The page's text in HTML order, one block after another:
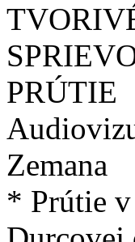
PRÚTIE
Zemana
* Prútie